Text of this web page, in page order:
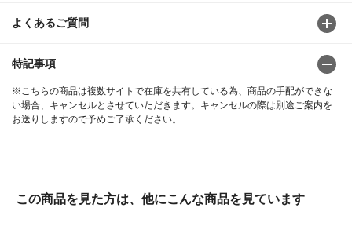
よくあるご質問
特記事項
※こちらの商品は複数サイトで在庫を共有している為、商品の手配ができな
い場合、キャンセルとさせていただきます。キャンセルの際は別途ご案内を
お送りしますので予めご了承ください。
この商品を見た方は、他にこんな商品を見ています